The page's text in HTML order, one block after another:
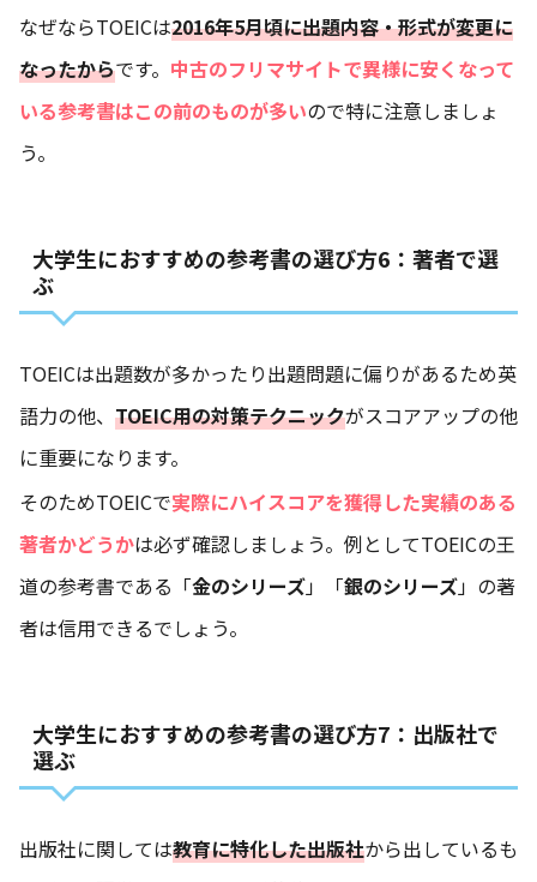
なぜならTOEICは2016年5月頃に出題内容・形式が変更に
なったからです。 中古のフリマサイトで異様に安くなって
いる参考書はこの前のものが多いので特に注意しましょ
う。
大学生におすすめの参考書の選び方6：著者で選
ぶ
TOEICは出題数が多かったり出題問題に偏りがあるため英
語力の他、 TOEIC用の対策テクニックがスコアアップの他
に重要になります。
そのためTOEICで実際にハイスコアを獲得した実績のある
著者かどうかは必ず確認しましょう。例としてTOEICの王
道の参考書である「金のシリーズ」「銀のシリーズ」の著
者は信用できるでしょう。
大学生におすすめの参考書の選び方7：出版社で
選ぶ
出版社に関しては教育に特化した出版社から出しているも